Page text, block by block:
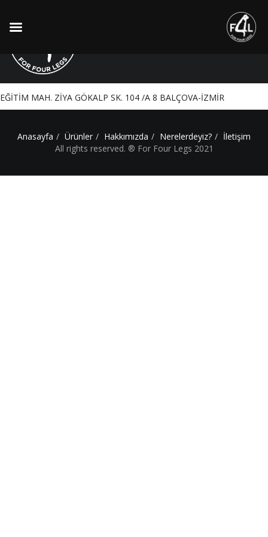
Pera Veteriner Kliniği
EĞİTİM MAH. ZİYA GÖKALP SK. 104 /A 8 BALÇOVA-İZMİR
Anasayfa Ürünler Hakkımızda Nerelerdeyiz?
İletişim
All rights reserved. ® For Four Legs 2021